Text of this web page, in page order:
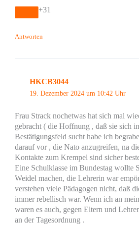
+31
Antworten
HKCB3044
19. Dezember 2024 um 10:42 Uhr
Frau Strack nochetwas hat sich mal
gebracht ( die Hoffnung , daß sie sich
Bestätigungsfeld sucht habe ich
darauf vor , die Nato anzugreifen, na
Kontakte zum Krempel sind sicher
Eine Schulklasse im Bundestag wollte
Weidel machen, die Lehrerin war
verstehen viele Pädagogen nicht, daß
immer rebellisch war. Wenn ich an
waren es auch, gegen Eltern und
an der Tagesordnung .